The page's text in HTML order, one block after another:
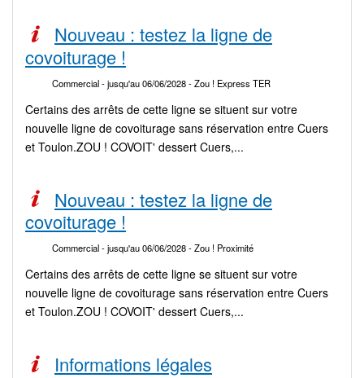
Nouveau : testez la ligne de
covoiturage !
Commercial- jusqu'au 06/06/2028- Zou ! Express TER
Certains des arrêts de cette ligne se situent sur votre
nouvelle ligne de covoiturage sans réservation entre Cuers
et Toulon.ZOU ! COVOIT' dessert Cuers,...
Nouveau : testez la ligne de
covoiturage !
Commercial- jusqu'au 06/06/2028- Zou ! Proximité
Certains des arrêts de cette ligne se situent sur votre
nouvelle ligne de covoiturage sans réservation entre Cuers
et Toulon.ZOU ! COVOIT' dessert Cuers,...
Informations légales